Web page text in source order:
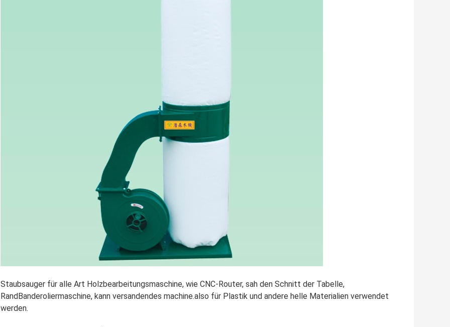
Staubsauger für alle Art Holzbearbeitungsmaschine, wie CNC-Router, sah den Schnitt der Tabelle,
RandBanderoliermaschine, kann versandendes machine.also für Plastik und andere helle Materialien verwendet
werden.